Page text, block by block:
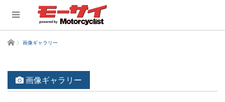
ホーム 画像ギャラリー
画像ギャラリー